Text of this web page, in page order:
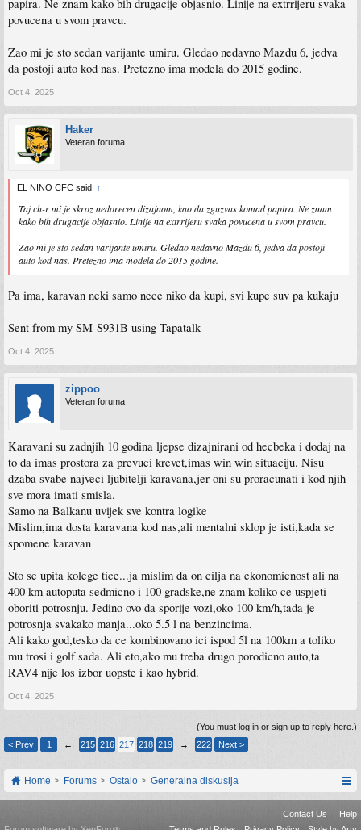
Uglavnom ne zurim posebno, pokusavam da vidim gdje mogu dobiti dobar popust.
papira. Ne znam kako bih drugacije objasnio. Linije na extrrijeru svaka
povucena u svom pravcu.
Zao mi je sto sedan varijante umiru. Gledao nedavno Mazdu 6, jedva
da postoji auto kod nas. Pretezno ima modela do 2015 godine.
Oct 4, 2025
Haker
Veteran foruma
EL NINO CFC said: ↑
Taj ch-r mi je skroz nedorecen dizajnom, kao da zguzvas komad papira. Ne znam
kako bih drugacije objasnio. Linije na extrrijeru svaka povucena u svom pravcu.
Zao mi je sto sedan varijante umiru. Gledao nedavno Mazdu 6, jedva da postoji
auto kod nas. Pretezno ima modela do 2015 godine.
Pa ima, karavan neki samo nece niko da kupi, svi kupe suv pa kukaju
Sent from my SM-S931B using Tapatalk
Oct 4, 2025
zippoo
Veteran foruma
Karavani su zadnjih 10 godina ljepse dizajnirani od hecbeka i dodaj na
to da imas prostora za prevuci krevet,imas win win situaciju. Nisu
dzaba svabe najveci ljubitelji karavana,jer oni su proracunati i kod njih
sve mora imati smisla.
Samo na Balkanu uvijek sve kontra logike
Mislim,ima dosta karavana kod nas,ali mentalni sklop je isti,kada se
spomene karavan
Sto se upita kolege tice...ja mislim da on cilja na ekonomicnost ali na
400 km autoputa sedmicno i 100 gradske,ne znam koliko ce uspjeti
oboriti potrosnju. Jedino ovo da sporije vozi,oko 100 km/h,tada je
potrosnja svakako manja...oko 5.5 l na benzincima.
Ali kako god,tesko da ce kombinovano ici ispod 5l na 100km a toliko
mu trosi i golf sada. Ali eto,ako mu treba drugo porodicno auto,ta
RAV4 nije los izbor uopste i kao hybrid.
Oct 4, 2025
(You must log in or sign up to reply here.)
< Prev
1 ← 215 216 217 218 219 → 222 Next >
Home Forums Ostalo Generalna diskusija
Contact Us
Help